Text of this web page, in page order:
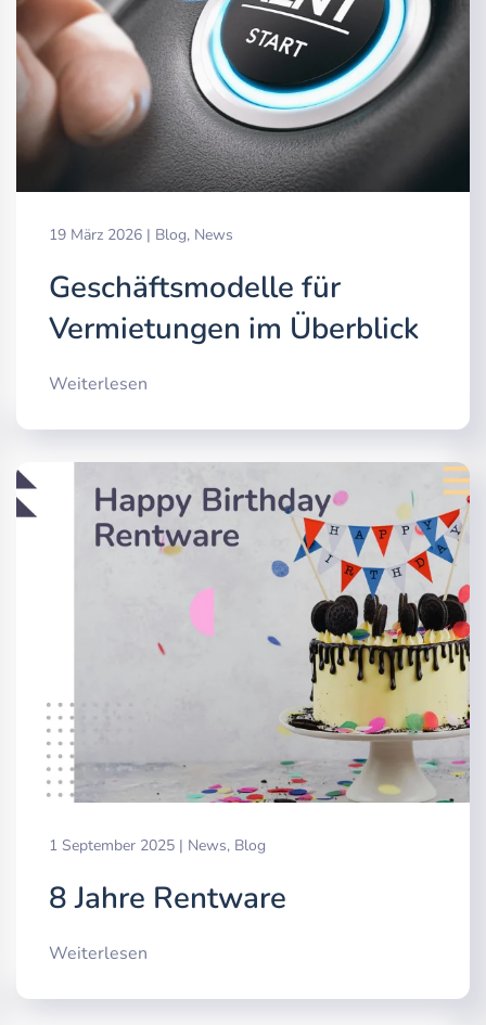
19 März 2026 | Blog, News
Geschäftsmodelle für
Vermietungen im Überblick
Weiterlesen
1 September 2025 | News, Blog
8 Jahre Rentware
Weiterlesen